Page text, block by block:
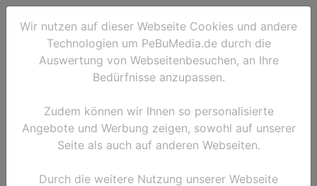
Wir nutzen auf dieser Webseite Cookies und andere
Technologien um PeBuMedia.de durch die
Auswertung von Webseitenbesuchen, an Ihre
Bedürfnisse anzupassen.
Zudem können wir Ihnen so personalisierte
Angebote und Werbung zeigen, sowohl auf unserer
Seite als auch auf anderen Webseiten.
Durch die weitere Nutzung unserer Webseite